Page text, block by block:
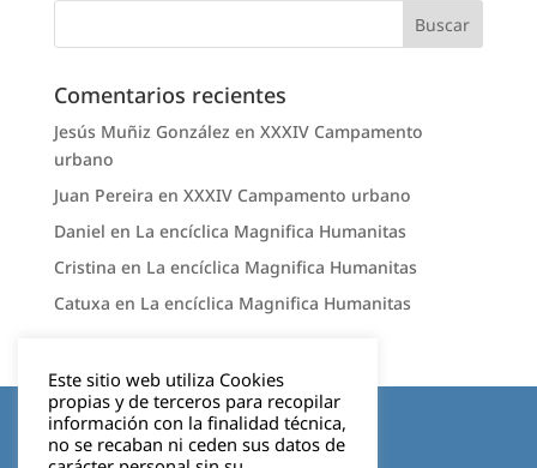
Comentarios recientes
Jesús Muñiz González en XXXIV Campamento
urbano
Juan Pereira en XXXIV Campamento urbano
Daniel en La encíclica Magnifica Humanitas
Cristina en La encíclica Magnifica Humanitas
Catuxa en La encíclica Magnifica Humanitas
Aviso legal
Este sitio web utiliza Cookies
propias y de terceros para recopilar
información con la finalidad técnica,
no se recaban ni ceden sus datos de